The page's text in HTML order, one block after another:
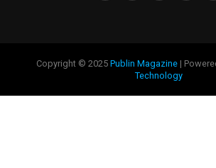
Copyright © 2025Publin Magazine |
Technology